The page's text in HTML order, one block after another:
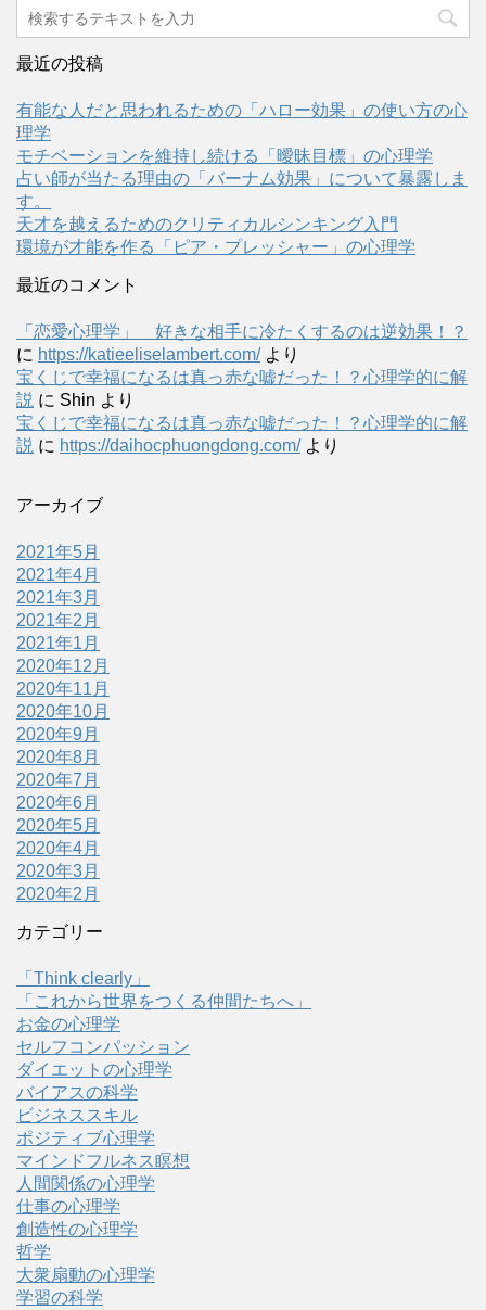
最近の投稿
有能な人だと思われるための「ハロー効果」の使い方の心
理学
モチベーションを維持し続ける「曖昧目標」の心理学
占い師が当たる理由の「バーナム効果」について暴露しま
す。
天才を越えるためのクリティカルシンキング入門
環境が才能を作る「ピア・プレッシャー」の心理学
最近のコメント
「恋愛心理学」 好きな相手に冷たくするのは逆効果！？
に https://katieeliselambert.com/より
宝くじで幸福になるは真っ赤な嘘だった！？心理学的に解
説 に Shin より
宝くじで幸福になるは真っ赤な嘘だった！？心理学的に解
説 に https://daihocphuongdong.com/より
アーカイブ
2021年5月
2021年4月
2021年3月
2021年2月
2021年1月
2020年12月
2020年11月
2020年10月
2020年9月
2020年8月
2020年7月
2020年6月
2020年5月
2020年4月
2020年3月
2020年2月
カテゴリー
「Think clearly」
「これから世界をつくる仲間たちへ」
お金の心理学
セルフコンパッション
ダイエットの心理学
バイアスの科学
ビジネススキル
ポジティブ心理学
マインドフルネス瞑想
人間関係の心理学
仕事の心理学
創造性の心理学
哲学
大衆扇動の心理学
学習の科学